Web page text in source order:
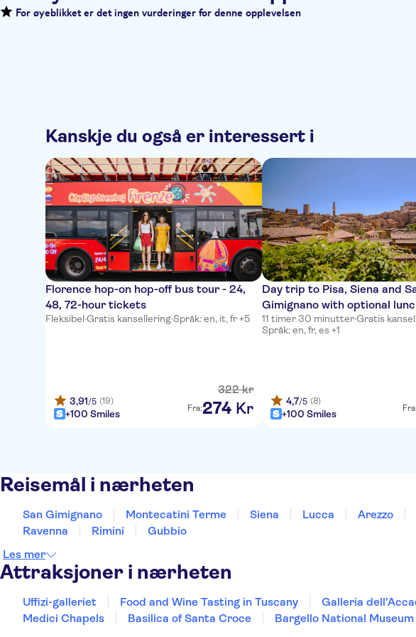
For øyeblikket er det ingen vurderinger for denne opplevelsen
Kanskje du også er interessert i
Florence hop-on hop-off bus tour - 24,
48, 72-hour tickets
Fleksibel·Gratis kansellering·Språk: en, it, fr +5
3,91/5 (19)
+100 Smiles
322 kr
Fra:274 Kr
Day trip to Pisa, Siena and
Gimignano with optional
11 timer 30 minutter·Gratis
Språk: en, fr, es +1
4,7/5 (8)
+100 Smiles Fra:
Reisemål i nærheten
San Gimignano Montecatini Terme Siena Lucca Arezzo
Ravenna
Rimini
Gubbio
Les mer
Attraksjoner i nærheten
Uffizi-galleriet Food and Wine Tasting in Tuscany Galleria
Medici Chapels
Basilica of Santa Croce Bargello National Museum